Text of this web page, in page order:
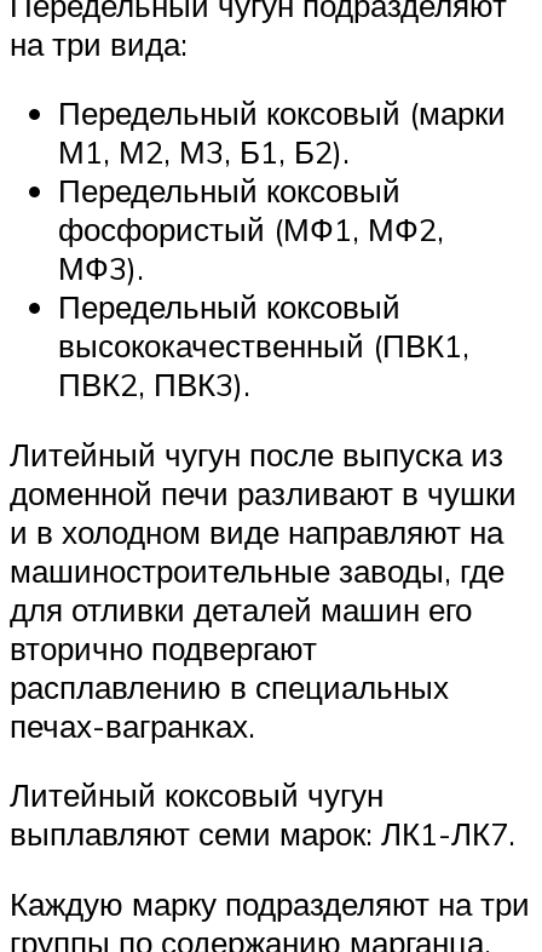
на три вида:
Передельный коксовый (марки
М1, М2, М3, Б1, Б2).
Передельный коксовый
фосфористый (МФ1, МФ2,
МФ3).
Передельный коксовый
высококачественный (ПВК1,
ПВК2, ПВК3).
Литейный чугун после выпуска из
доменной печи разливают в чушки
и в холодном виде направляют на
машиностроительные заводы, где
для отливки деталей машин его
вторично подвергают
расплавлению в специальных
печах-вагранках.
Литейный коксовый чугун
выплавляют семи марок: ЛК1-ЛК7.
Каждую марку подразделяют на три
группы по содержанию марганца,